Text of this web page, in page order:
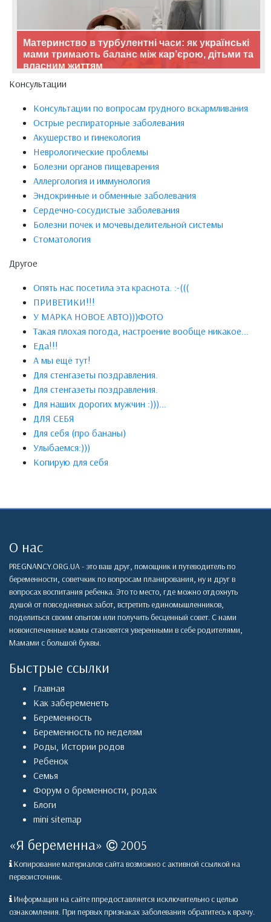
Материнство в турбулентні часи: як українські
мами тримають баланс між кар’єрою, дітьми та
власним життям
Консультации
Консультации по вопросам грудного вскармливания
Острые респираторные заболевания
Акушерство и гинекология
Неврологические проблемы
Болезни органов пищеварения
Аллергология и иммунология
Эндокринные и обменные заболевания
Сердечно-сосудистые заболевания
Болезни почек и мочевыделительной системы
Стоматология
Другое
Опять нас посетила эта краснота. :-(((
ПРИВЕТИКИ!!!
У МАРКА НОВОЕ АВТО)))ФОТО
Такая плохая погода, настроение вообще никакое...
Еда!!!
А мы ещё тут!
Для стенгазеты поздравления.
Для стенгазеты поздравления.
Для наших дорогих мужчин :)))...
ДЛЯ СЕБЯ
Для себя (про бананы)
Улыбаемся:)))
Копирую для себя
О нас
PREGNANCY.ORG.UA - это ваш друг, помощник и путеводитель по
беременности, советчкик по вопросам планирования, ну и друг в
вопросах воспитания ребенка. Это то место, где можно отдохнуть
душой от повседневных забот, встретить единомышленников,
поделиться своим опытом или получить бесценный совет. С нами
новоиспеченные мамы становятся уверенными в себе родителями,
Мамами с большой буквы.
Быстрые ссылки
Главная
Как забеременеть
Беременность
Беременность по неделям
Роды, Истории родов
Ребенок
Семья
Форум о бременности, родах
Блоги
mini sitemap
«Я беременна» 2005
Копирование материалов сайта возможно с активной ссылкой на
первоисточник.
Информация на сайте ппредоставляется исключительно с целью
ознакомления. При первых признаках заболевания обратитесь к врачу.